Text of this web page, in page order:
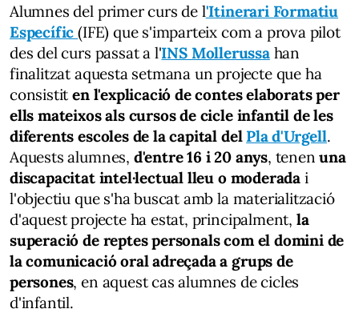
Alumnes del primer curs de l'Itinerari Formatiu
Específic(IFE) que s'imparteix com a prova pilot
des del curs passat a l'INS Mollerussahan
finalitzat aquesta setmana un projecte que ha
consistiten l'explicació de contes elaborats per
ells mateixos als cursos de cicle infantil de les
diferents escoles de la capital del Pla d'Urgell.
Aquests alumnes, d'entre 16 i 20 anys, tenenuna
discapacitat intel·lectual lleu o moderada i
l'objectiu que s'ha buscat amb la materialització
d'aquest projecte ha estat, principalment, la
superació de reptes personals com el domini de
la comunicació oral adreçada a grups de
persones, en aquest cas alumnes de cicles
d'infantil.